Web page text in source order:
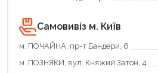
Самовивіз м. Київ
м. ПОЧАЙНА, пр-т Бандери, 6
м. ПОЗНЯКИ, вул. Княжий Затон, 4